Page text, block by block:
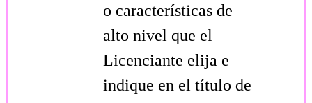
o características de
alto nivel que el
Licenciante elija e
indique en el título de